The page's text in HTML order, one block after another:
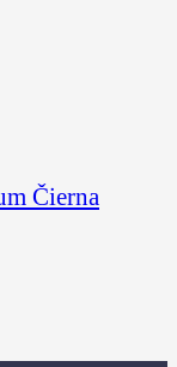
Čierna